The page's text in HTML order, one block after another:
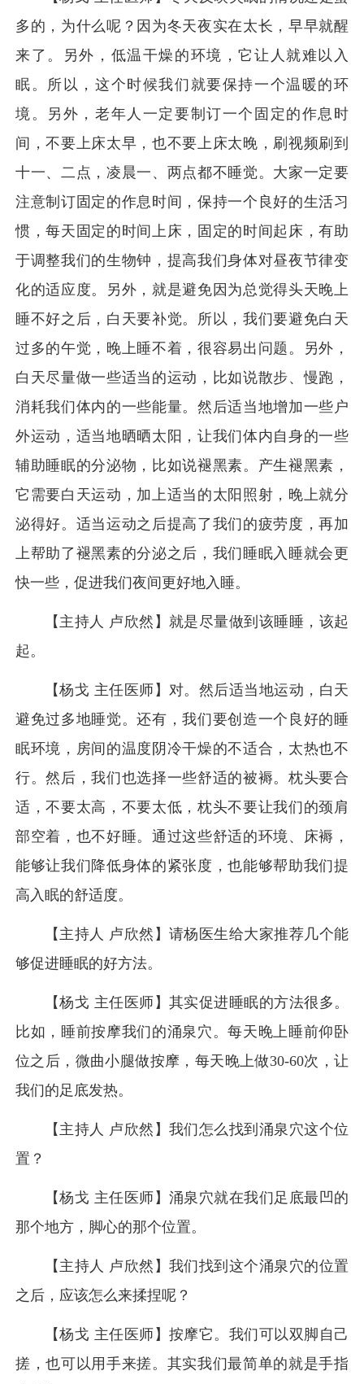
多的，为什么呢？因为冬天夜实在太长，早早就醒
来了。另外，低温干燥的环境，它让人就难以入
眠。所以，这个时候我们就要保持一个温暖的环
境。另外，老年人一定要制订一个固定的作息时
间，不要上床太早，也不要上床太晚，刷视频刷到
十一、二点，凌晨一、两点都不睡觉。大家一定要
注意制订固定的作息时间，保持一个良好的生活习
惯，每天固定的时间上床，固定的时间起床，有助
于调整我们的生物钟，提高我们身体对昼夜节律变
化的适应度。另外，就是避免因为总觉得头天晚上
睡不好之后，白天要补觉。所以，我们要避免白天
过多的午觉，晚上睡不着，很容易出问题。另外，
白天尽量做一些适当的运动，比如说散步、慢跑，
消耗我们体内的一些能量。然后适当地增加一些户
外运动，适当地晒晒太阳，让我们体内自身的一些
辅助睡眠的分泌物，比如说褪黑素。产生褪黑素，
它需要白天运动，加上适当的太阳照射，晚上就分
泌得好。适当运动之后提高了我们的疲劳度，再加
上帮助了褪黑素的分泌之后，我们睡眠入睡就会更
快一些，促进我们夜间更好地入睡。
【主持人 卢欣然】就是尽量做到该睡睡，该起
起。
【杨戈 主任医师】对。然后适当地运动，白天
避免过多地睡觉。还有，我们要创造一个良好的睡
眠环境，房间的温度阴冷干燥的不适合，太热也不
行。然后，我们也选择一些舒适的被褥。枕头要合
适，不要太高，不要太低，枕头不要让我们的颈肩
部空着，也不好睡。通过这些舒适的环境、床褥，
能够让我们降低身体的紧张度，也能够帮助我们提
高入眠的舒适度。
【主持人 卢欣然】请杨医生给大家推荐几个能
够促进睡眠的好方法。
【杨戈 主任医师】其实促进睡眠的方法很多。
比如，睡前按摩我们的涌泉穴。每天晚上睡前仰卧
位之后，微曲小腿做按摩，每天晚上做30-60次，让
我们的足底发热。
【主持人 卢欣然】我们怎么找到涌泉穴这个位
置？
【杨戈 主任医师】涌泉穴就在我们足底最凹的
那个地方，脚心的那个位置。
【主持人 卢欣然】我们找到这个涌泉穴的位置
之后，应该怎么来揉捏呢？
【杨戈 主任医师】按摩它。我们可以双脚自己
搓，也可以用手来搓。其实我们最简单的就是手指